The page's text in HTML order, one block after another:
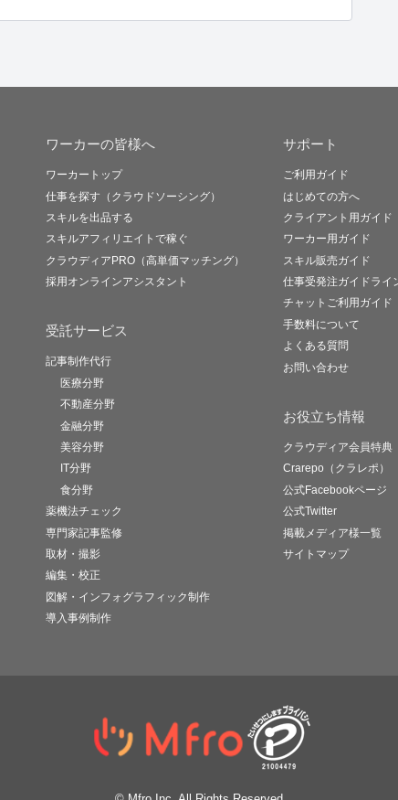
ワーカーの皆様へ
ワーカートップ
仕事を探す（クラウドソーシング）
スキルを出品する
スキルアフィリエイトで稼ぐ
クラウディアPRO（高単価マッチング）
採用オンラインアシスタント
受託サービス
記事制作代行
医療分野
不動産分野
金融分野
美容分野
IT分野
食分野
薬機法チェック
専門家記事監修
取材・撮影
編集・校正
図解・インフォグラフィック制作
導入事例制作
サポート
ご利用ガイド
はじめての方へ
クライアント用ガイド
ワーカー用ガイド
スキル販売ガイド
仕事受発注ガイドライ
チャットご利用ガイド
手数料について
よくある質問
お問い合わせ
お役立ち情報
クラウディア会員特典
Crarepo（クラレポ）
公式Facebookページ
公式Twitter
掲載メディア様一覧
サイトマップ